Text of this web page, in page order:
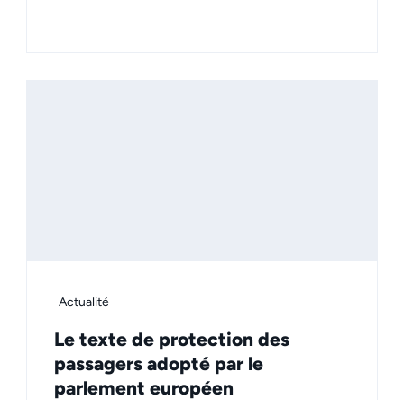
Actualité
Le texte de protection des
passagers adopté par le
parlement européen